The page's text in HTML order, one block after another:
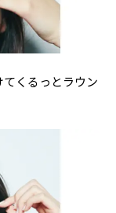
くるっとラウン